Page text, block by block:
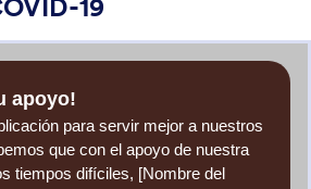
19
de pedido de
de formulario